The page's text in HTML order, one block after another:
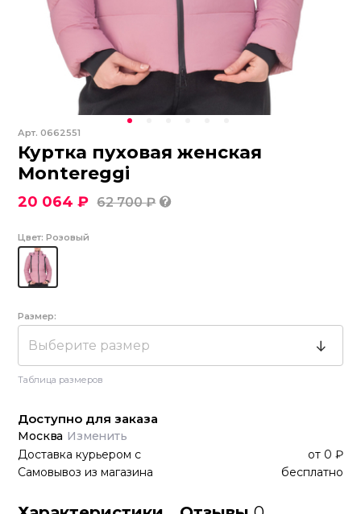
Арт.0662551
Куртка пуховая женская
Montereggi
20 064 ₽ 62 700 ₽
Цвет: Розовый
Размер:
Выберите размер
Таблица размеров
Доступно для заказа
Москва Изменить
Доставка курьером с от 0 ₽
Самовывоз из магазина
бесплатно